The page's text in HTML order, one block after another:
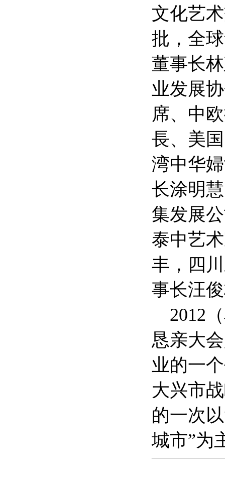
文化艺
批，全
董事长
业发展
席、中
長、美
湾中华
长涂明
集发展
泰中艺
丰，四
事长汪
2012
恳亲大
业的一
大兴市
的一次
城市”为